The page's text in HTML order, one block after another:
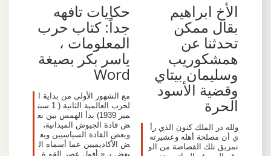
الأخ ابراهيم
بقال ممكن
تحدثنا عن
همشكوريب
وسليمان بيتاي
وقضية الأسود
الحرة
ولله در الملك كنون الذي رأ
ي أن مصلحة أهله وعشيرته
تمزيق تلك القصاصة من الو
حكايات تافهه
جداً: كتاب حرب
المعلومات ،
ياسر بكر بصيغة
Word
مع الشهور الأولى من بداية ا
لحرب العالمية الثانية ( 1 سبت
مبر 1939) بدأ الهمس بين بع
ض قادة الجيوش الميدانية،
وبعض القادة السياسيين وبع
ض الأكاديميين عما أسماه ال
بعض بـ « أفول عصر القو ة